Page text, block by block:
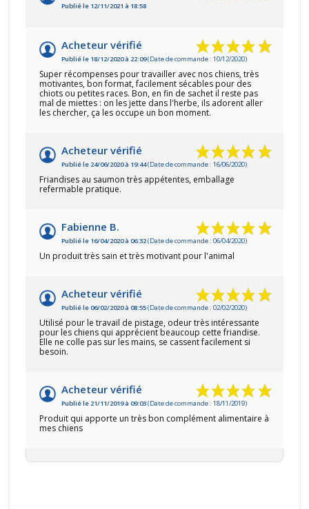
Publié le 12/11/2021 à 18:58
Acheteur vérifié
Publié le 18/12/2020 à 22:09(Date de commande : 10/12/2020)
Super récompenses pour travailler avec nos chiens, très
motivantes, bon format, facilement sécables pour des
chiots ou petites races. Bon, en fin de sachet il reste pas
mal de miettes : on les jette dans l'herbe, ils adorent aller
les chercher, ça les occupe un bon moment.
Acheteur vérifié
Publié le 24/06/2020 à 19:44(Date de commande : 16/06/2020)
Friandises au saumon très appétentes, emballage
refermable pratique.
Fabienne B.
Publié le 16/04/2020 à 06:32(Date de commande : 06/04/2020)
Un produit très sain et très motivant pour l'animal
Acheteur vérifié
Publié le 06/02/2020 à 08:55(Date de commande : 02/02/2020)
Utilisé pour le travail de pistage, odeur très intéressante
pour les chiens qui apprécient beaucoup cette friandise.
Elle ne colle pas sur les mains, se cassent facilement si
besoin.
Acheteur vérifié
Publié le 21/11/2019 à 09:03(Date de commande : 18/11/2019)
Produit qui apporte un très bon complément alimentaire à
mes chiens